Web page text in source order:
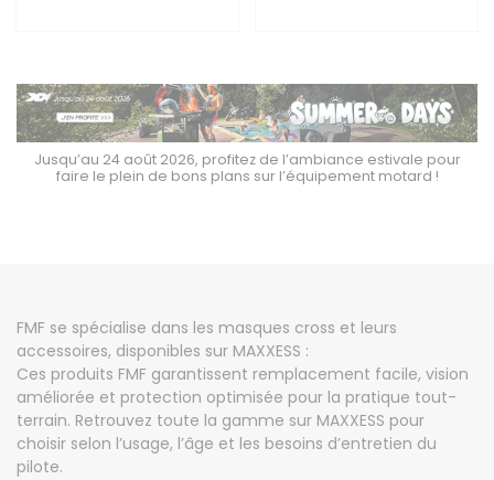
Jusqu’au 24 août 2026, profitez de l’ambiance estivale pour
faire le plein de bons plans sur l’équipement motard !
FMF se spécialise dans les masques cross et leurs
accessoires, disponibles sur MAXXESS :
Ces produits FMF garantissent remplacement facile, vision
améliorée et protection optimisée pour la pratique tout-
terrain. Retrouvez toute la gamme sur MAXXESS pour
choisir selon l’usage, l’âge et les besoins d’entretien du
pilote.